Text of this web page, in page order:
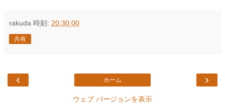
rakuda 時刻: 20:30:00
共有
‹ ›
ホーム
ウェブ バージョンを表示